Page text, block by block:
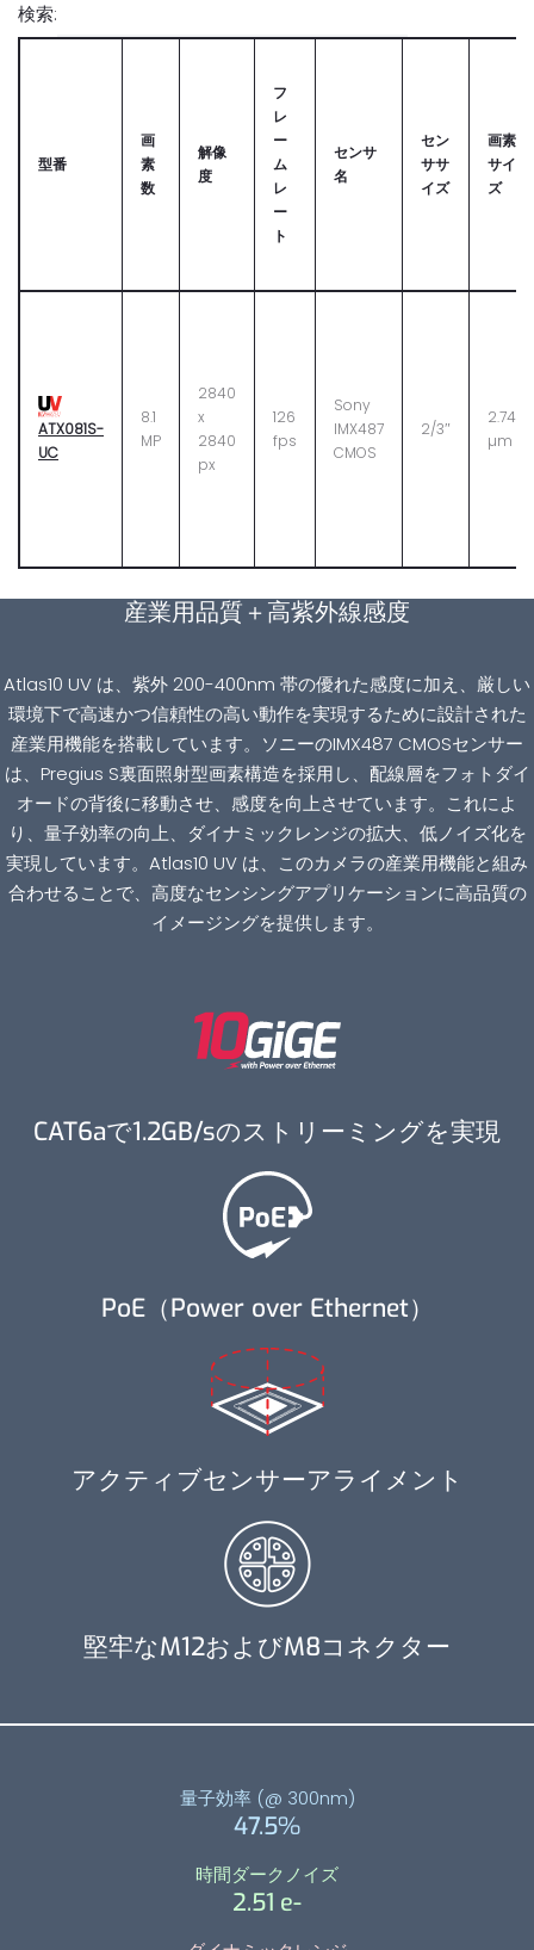
検索:
型番
画
素
数
解像
度
フ
レ
ー
ム
レ
ー
ト
センサ
名
セン
ササ
イズ
画素
サイ
ズ
ATX081S-
UC
8.1
MP
2840
x
2840
px
126
fps
Sony
IMX487
CMOS
2/3″
2.74
µm
産業用品質＋高紫外線感度
Atlas10 UV は、紫外 200-400nm 帯の優れた感度に加え、厳しい
環境下で高速かつ信頼性の高い動作を実現するために設計された
産業用機能を搭載しています。ソニーのIMX487 CMOSセンサー
は、Pregius S裏面照射型画素構造を採用し、配線層をフォトダイ
オードの背後に移動させ、感度を向上させています。これによ
り、量子効率の向上、ダイナミックレンジの拡大、低ノイズ化を
実現しています。Atlas10 UV は、このカメラの産業用機能と組み
合わせることで、高度なセンシングアプリケーションに高品質の
イメージングを提供します。
CAT6aで1.2GB/sのストリーミングを実現
PoE（Power over Ethernet）
アクティブセンサーアライメント
堅牢なM12およびM8コネクター
量子効率 (@ 300nm)
47.5%
時間ダークノイズ
2.51 e-